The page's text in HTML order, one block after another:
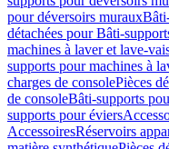
pour déversoirs muraux
détachées pour Bâti-
machines à laver et lave-
supports pour machines à
charges de consolePièces
de consoleBâti-supports
supports pour éviers
AccessoiresRéservoirs